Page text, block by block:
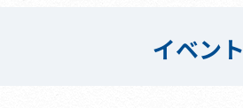
イベント